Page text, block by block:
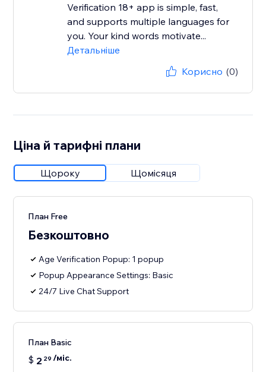
Verification 18+ app is simple, fast,
and supports multiple languages for
you. Your kind words motivate...
Детальніше
Корисно (0)
Ціна й тарифні плани
Щороку Щомісяця
План Free
Безкоштовно
Age Verification Popup: 1 popup
Popup Appearance Settings: Basic
24/7 Live Chat Support
План Basic
$ 2 29 /міс.